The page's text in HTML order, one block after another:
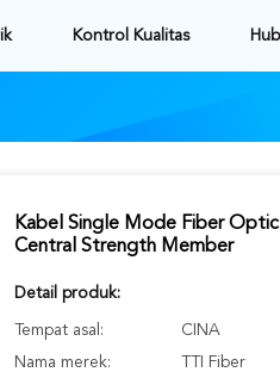
Kontrol Kualitas
Kabel Single Mode Fiber
Central Strength Member
Detail produk:
Tempat asal:
CINA
Nama merek:
TTI Fiber